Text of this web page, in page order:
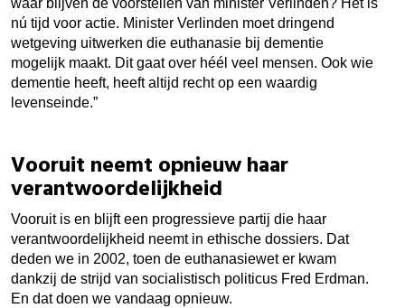
nú tijd voor actie. Minister Verlinden moet dringend
wetgeving uitwerken die euthanasie bij dementie
mogelijk maakt. Dit gaat over héél veel mensen. Ook wie
dementie heeft, heeft altijd recht op een waardig
levenseinde.”
Vooruit neemt opnieuw haar
verantwoordelijkheid
Vooruit is en blijft een progressieve partij die haar
verantwoordelijkheid neemt in ethische dossiers. Dat
deden we in 2002, toen de euthanasiewet er kwam
dankzij de strijd van socialistisch politicus Fred Erdman.
En dat doen we vandaag opnieuw.